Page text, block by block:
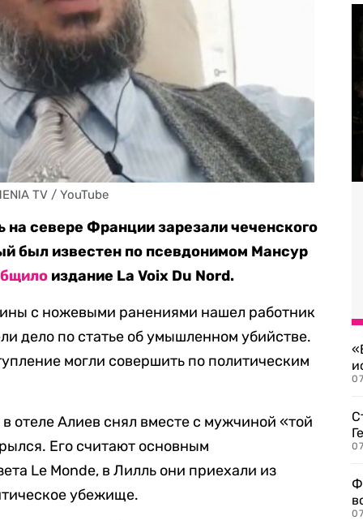
TV / YouTube
на севере Франции зарезали чеченского
был известен по псевдонимом Мансур
издание La Voix Du Nord.
с ножевыми ранениями нашел работник
дело по статье об умышленном убийстве.
могли совершить по политическим
отеле Алиев снял вместе с мужчиной «той
Его считают основным
Le Monde, в Лилль они приехали из
убежище.